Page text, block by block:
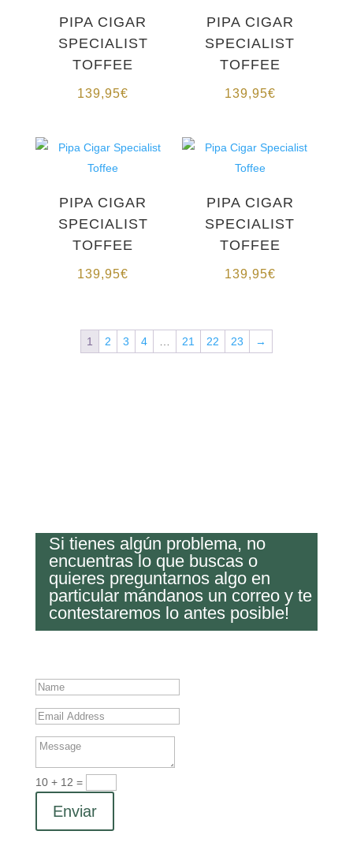
PIPA CIGAR
SPECIALIST
TOFFEE
139,95€
PIPA CIGAR
SPECIALIST
TOFFEE
139,95€
PIPA CIGAR
SPECIALIST
TOFFEE
139,95€
PIPA CIGAR
SPECIALIST
TOFFEE
139,95€
1 2 3 4 … 21 22 23 →
Si tienes algún problema, no
encuentras lo que buscas o
quieres preguntarnos algo en
particular mándanos un correo y te
contestaremos lo antes posible!
10 + 12 =
Enviar